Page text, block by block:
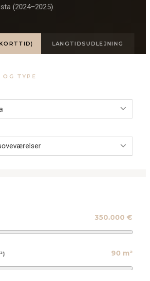
(2024–2025).
LANGTIDSUDLEJNING
OG TYPE
350.000 €
90 m²